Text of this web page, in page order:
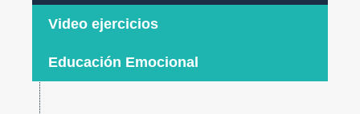
Video ejercicios
Educación Emocional